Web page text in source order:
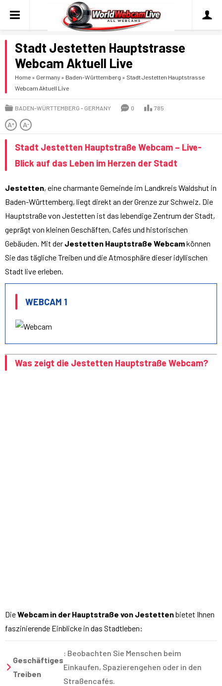
Stadt Jestetten Hauptstrasse
Webcam Aktuell Live
Home » Germany » Baden-Württemberg » Stadt Jestetten Hauptstrasse
Webcam Aktuell Live
BADEN-WÜRTTEMBERG GERMANY 0 785
A+ A-
Stadt Jestetten Hauptstraße Webcam – Live-
Blick auf das Leben im Herzen der Stadt
Jestetten, eine charmante Gemeinde im Landkreis Waldshut in
Baden-Württemberg, liegt direkt an der Grenze zur Schweiz. Die
Hauptstraße von Jestetten ist das lebendige Zentrum der Stadt,
geprägt von kleinen Geschäften, Cafés und historischen
Gebäuden. Mit der Jestetten Hauptstraße Webcamkönnen
Sie das tägliche Treiben und die Atmosphäre dieser idyllischen
Stadt live erleben.
WEBCAM 1
Was zeigt die Jestetten Hauptstraße Webcam?
DieWebcam in der Hauptstraße von Jestettenbietet Ihnen
faszinierende Einblicke in das Stadtleben:
Geschäftiges
Treiben
: Beobachten Sie Menschen beim
Einkaufen, Spazierengehen oder in den
Straßencafés.